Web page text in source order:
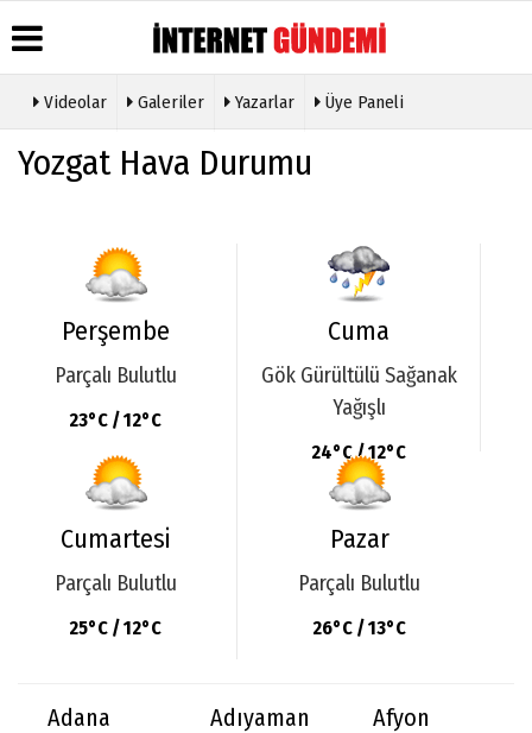
Haber
Arşivi
Günün
Haberleri
Durumu
Yazarları
Galeri
Etkinlikler
Videolar Galeriler Yazarlar Üye Paneli
Yozgat Hava Durumu
Perşembe
Parçalı Bulutlu
23°C / 12°C
Cuma
Gök Gürültülü Sağanak
Yağışlı
24°C / 12°C
Cumartesi
Parçalı Bulutlu
25°C / 12°C
Pazar
Parçalı Bulutlu
26°C / 13°C
Adana Adıyaman
Afyon